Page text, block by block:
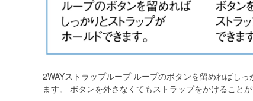
2WAYストラップループ ループのボタンを留めればし
ます。 ボタンを外さなくてもストラップをかけることが